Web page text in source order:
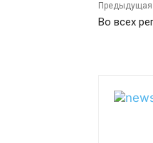
Предыдущая
Во всех